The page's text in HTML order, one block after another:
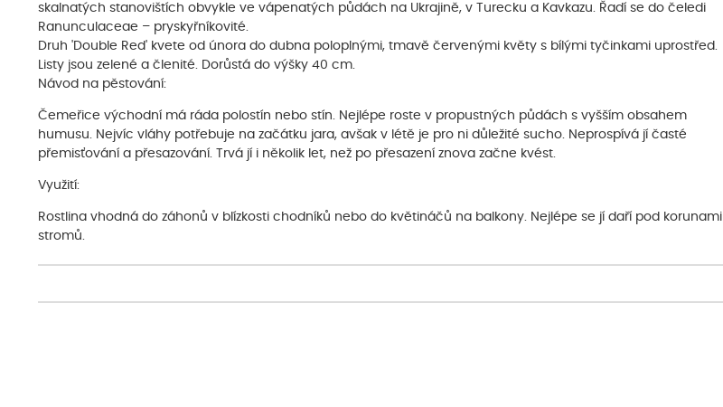
skalnatých stanovištích obvykle ve vápenatých půdách na Ukrajině, v Turecku a Kavkazu. Řadí se do čeledi
Ranunculaceae – pryskyřníkovité.
Druh 'Double Red' kvete od února do dubna poloplnými, tmavě červenými květy s bílými tyčinkami uprostřed.
Listy jsou zelené a členité. Dorůstá do výšky 40 cm.
Návod na pěstování:
Čemeřice východní má ráda polostín nebo stín. Nejlépe roste v propustných půdách s vyšším obsahem
humusu. Nejvíc vláhy potřebuje na začátku jara, avšak v létě je pro ni důležité sucho. Neprospívá jí časté
přemisťování a přesazování. Trvá jí i několik let, než po přesazení znova začne kvést.
Využití:
Rostlina vhodná do záhonů v blízkosti chodníků nebo do květináčů na balkony. Nejlépe se jí daří pod korunami
stromů.